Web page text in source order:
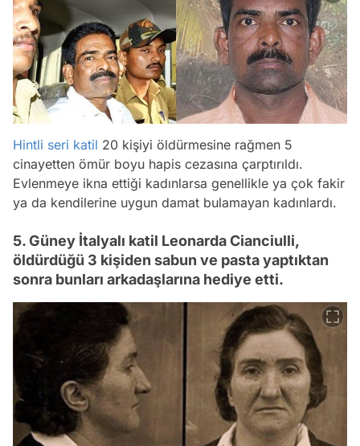
Hintli seri katil 20 kişiyi öldürmesine rağmen 5
cinayetten ömür boyu hapis cezasına çarptırıldı.
Evlenmeye ikna ettiği kadınlarsa genellikle ya çok fakir
ya da kendilerine uygun damat bulamayan kadınlardı.
5. Güney İtalyalı katil Leonarda Cianciulli,
öldürdüğü 3 kişiden sabun ve pasta yaptıktan
sonra bunları arkadaşlarına hediye etti.